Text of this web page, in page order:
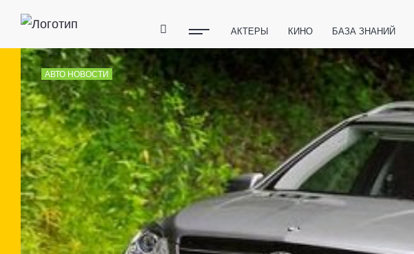
АКТЕРЫ КИНО БАЗА ЗНАНИЙ
ПОЛЕЗНЫЕ СОВЕТЫ ЖИВОТНЫЕ
ФИТНЕС ТЕХНОЛОГИИ
АВТО НОВОСТИ